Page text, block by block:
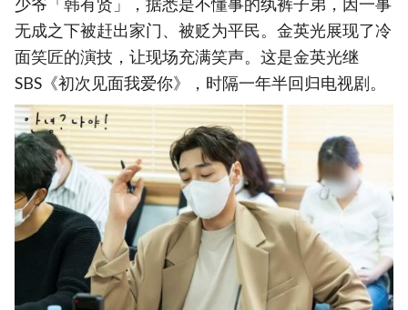
少爷「韩有贤」，据悉是不懂事的纨裤子弟，因一事
无成之下被赶出家门、被贬为平民。金英光展现了冷
面笑匠的演技，让现场充满笑声。这是金英光继
SBS《初次见面我爱你》，时隔一年半回归电视剧。